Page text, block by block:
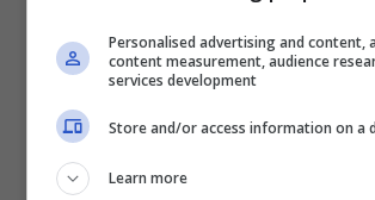
È di ieri sera la notizia di
. I biancocelesti
proposto una cifra vicina ai13
restano ancora vive alcune piste
Personalised advertising and content,
content measurement, audience
services development
Store and/or access information on a
Learn more